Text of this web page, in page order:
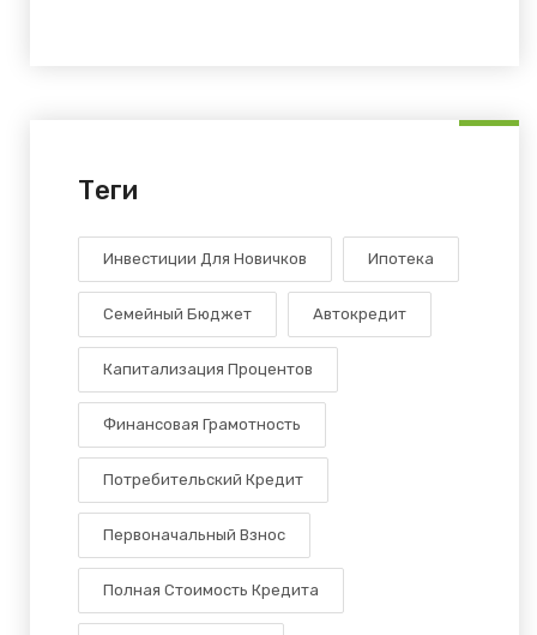
Теги
Инвестиции Для Новичков Ипотека
Семейный Бюджет Автокредит
Капитализация Процентов
Финансовая Грамотность
Потребительский Кредит
Первоначальный Взнос
Полная Стоимость Кредита